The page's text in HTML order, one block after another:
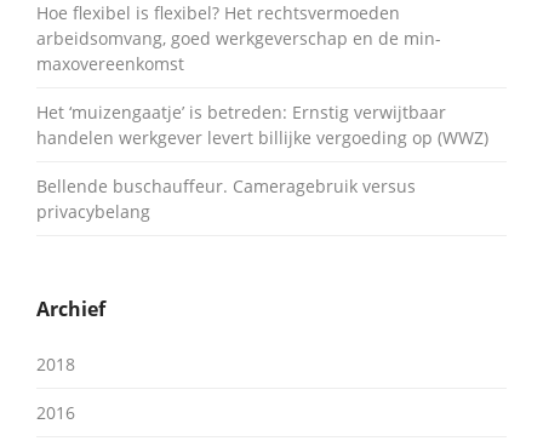
Hoe flexibel is flexibel? Het rechtsvermoeden
arbeidsomvang, goed werkgeverschap en de min-
maxovereenkomst
Het ‘muizengaatje’ is betreden: Ernstig verwijtbaar
handelen werkgever levert billijke vergoeding op (WWZ)
Bellende buschauffeur. Cameragebruik versus
privacybelang
Archief
2018
2016